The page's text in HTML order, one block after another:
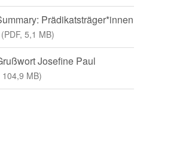
Prädikatsträger*innen
(PDF, 5,1 MB)
Josefine Paul
104,9 MB)